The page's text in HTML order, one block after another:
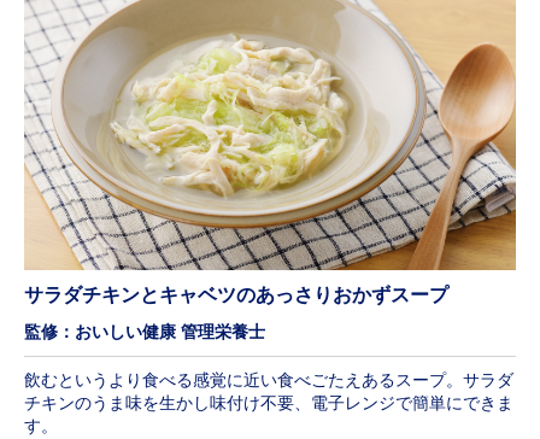
サラダチキンとキャベツのあっさりおかずスープ
監修：おいしい健康 管理栄養士
飲むというより食べる感覚に近い食べごたえあるスープ。サラダ
チキンのうま味を生かし味付け不要、電子レンジで簡単にできま
す。